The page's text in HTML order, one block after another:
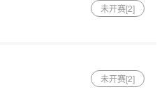
未开赛[2]
未开赛[2]